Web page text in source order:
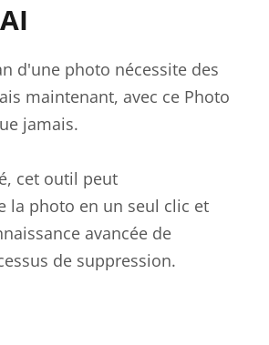
d'une photo nécessite des
maintenant, avec ce Photo
jamais.
cet outil peut
la photo en un seul clic et
avancée de
de suppression.